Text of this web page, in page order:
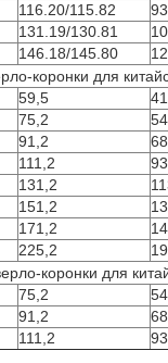
116.20/115.82
131.19/130.81
146.18/145.80
коронки для
59,5
75,2
91,2 68
111,2 93
131,2
151,2
171,2
225,2
коронки для
75,2
91,2 68
111,2 93